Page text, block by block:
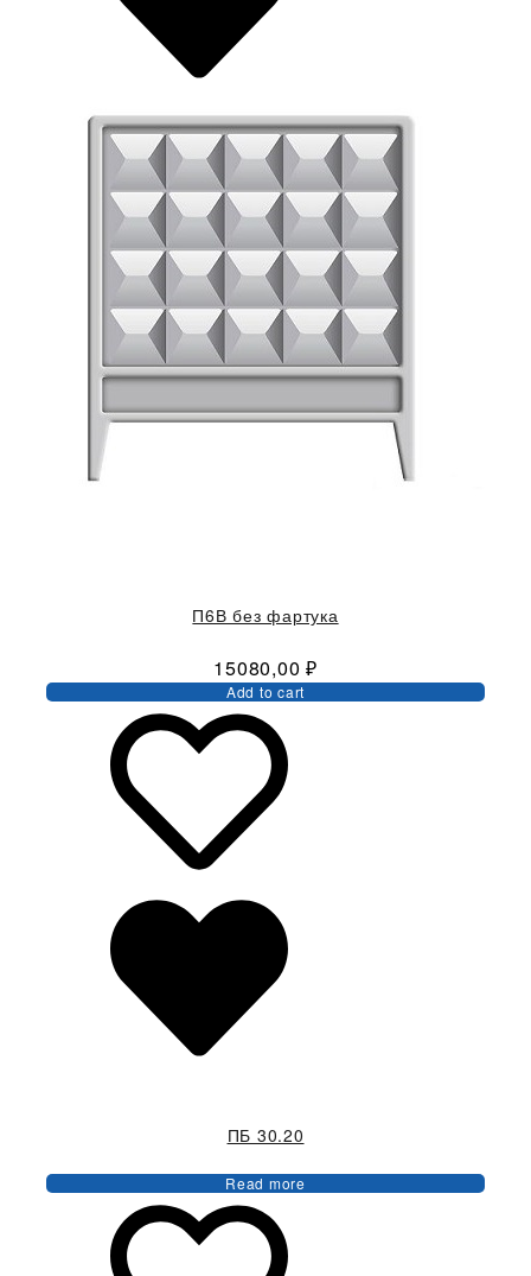
П6В без фартука
15080,00 ₽
Add to cart
ПБ 30.20
Read more